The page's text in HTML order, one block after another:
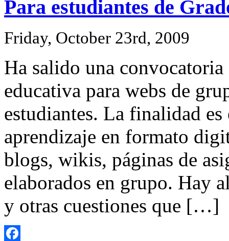
Para estudiantes de
Friday, October 23rd, 2009
Ha salido una
educativa para webs de
estudiantes. La finalidad
aprendizaje en formato
blogs, wikis, páginas de
elaborados en grupo. Hay
y otras cuestiones que […]